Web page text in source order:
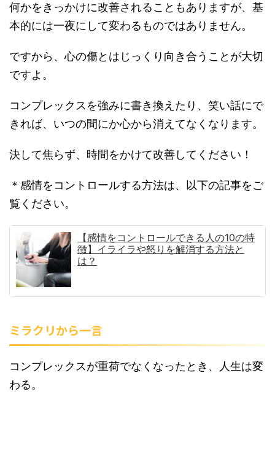
何かをきっかけに改善されることもありますが、基
本的には一夜にして変わるものではありません。
ですから、心の傷とはじっくり向き合うことが大切
ですよ。
コンプレックスを強みに書き換えたり、笑い話にで
きれば、いつの間にか心から消えてなくなります。
決して焦らず、時間をかけて改善してください！
＊感情をコントロールする方法は、以下の記事をご
覧ください。
【感情をコントロールできる人の10の特
徴】イライラや怒りを解消する方法と
は？
ミラクリから一言
コンプレックスが重荷でなくなったとき、人生は変
わる。